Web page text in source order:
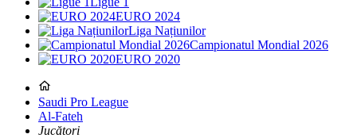
EURO 2024
Liga Națiunilor
Campionatul Mondial 2026
EURO 2020
Saudi Pro League
Al-Fateh
Jucători